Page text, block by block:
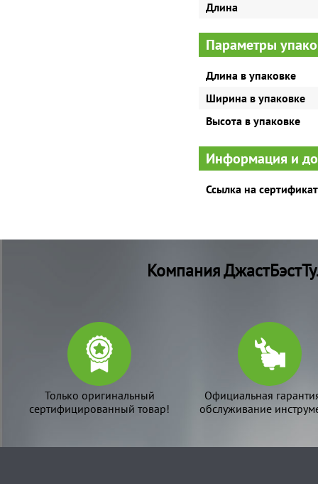
Длина
Параметры
Длина в упаковке
Ширина в упаковке
Высота в упаковке
Информация и
Ссылка на сертификат
Компания
Только оригинальный
сертифицированный товар!
Официальная
обслуживание